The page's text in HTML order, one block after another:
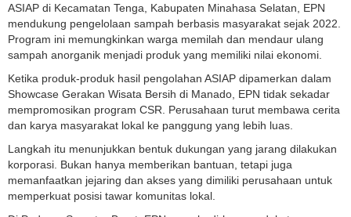
ASIAP di Kecamatan Tenga, Kabupaten Minahasa Selatan, EPN
mendukung pengelolaan sampah berbasis masyarakat sejak 2022.
Program ini memungkinkan warga memilah dan mendaur ulang
sampah anorganik menjadi produk yang memiliki nilai ekonomi.
Ketika produk-produk hasil pengolahan ASIAP dipamerkan dalam
Showcase Gerakan Wisata Bersih di Manado, EPN tidak sekadar
mempromosikan program CSR. Perusahaan turut membawa cerita
dan karya masyarakat lokal ke panggung yang lebih luas.
Langkah itu menunjukkan bentuk dukungan yang jarang dilakukan
korporasi. Bukan hanya memberikan bantuan, tetapi juga
memanfaatkan jejaring dan akses yang dimiliki perusahaan untuk
memperkuat posisi tawar komunitas lokal.